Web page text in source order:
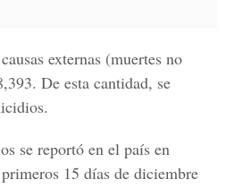
externas (muertes no
De esta cantidad, se
se reportó en el país en
15 días de diciembre